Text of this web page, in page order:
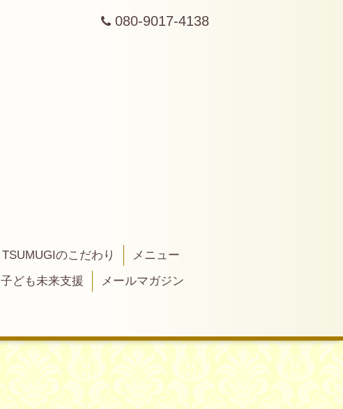
080-9017-4138
TSUMUGIのこだわり
メニュー
子ども未来支援
メールマガジン